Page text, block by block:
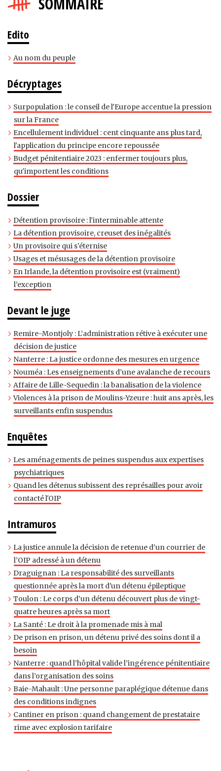
Edito
Au nom du peuple
Décryptages
Surpopulation : le conseil de l'Europe accentue la pression
sur la France
Encellulement individuel : cent cinquante ans plus tard,
l'application du principe encore repoussée
Budget pénitentiaire 2023 : enfermer toujours plus,
qu'importent les conditions
Dossier
Détention provisoire : l'interminable attente
La détention provisoire, creuset des inégalités
Un provisoire qui s'éternise
Usages et mésusages de la détention provisoire
En Irlande, la détention provisoire est (vraiment)
l’exception
Devant le juge
Remire-Montjoly : L’administration rétive à exécuter une
décision de justice
Nanterre : La justice ordonne des mesures en urgence
Nouméa : Les enseignements d’une avalanche de recours
Affaire de Lille-Sequedin : la banalisation de la violence
Violences à la prison de Moulins-Yzeure : huit ans après, les
surveillants enfin suspendus
Enquêtes
Les aménagements de peines suspendus aux expertises
psychiatriques
Quand les détenus subissent des représailles pour avoir
contacté l'OIP
Intramuros
La justice annule la décision de retenue d’un courrier de
l’OIP adressé à un détenu
Draguignan : La responsabilité des surveillants
questionnée après la mort d'un détenu épileptique
Toulon : Le corps d’un détenu découvert plus de vingt-
quatre heures après sa mort
La Santé : Le droit à la promenade mis à mal
De prison en prison, un détenu privé des soins dont il a
besoin
Nanterre : quand l’hôpital valide l’ingérence pénitentiaire
dans l’organisation des soins
Baie-Mahault : Une personne paraplégique détenue dans
des conditions indignes
Cantiner en prison : quand changement de prestataire
rime avec explosion tarifaire